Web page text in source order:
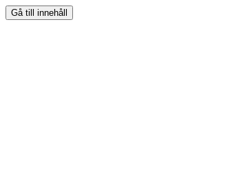
Gå till innehåll